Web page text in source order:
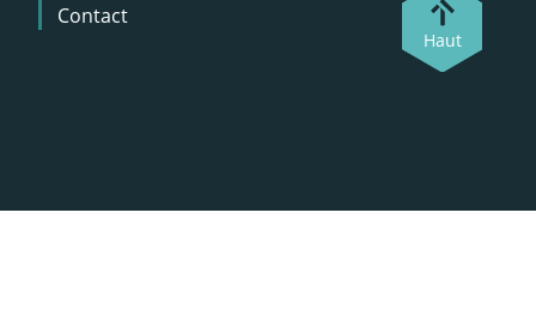
Contact
Haut